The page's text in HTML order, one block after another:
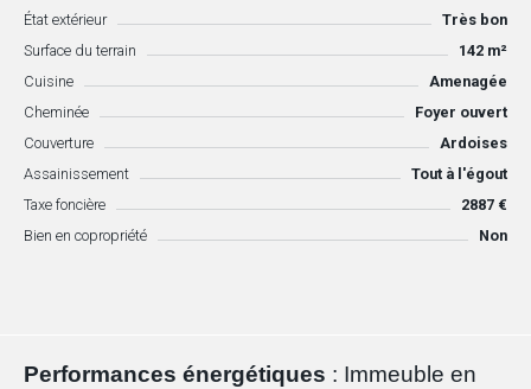
État extérieur
Très bon
Surface du terrain
142 m²
Cuisine
Amenagée
Cheminée
Foyer ouvert
Couverture
Ardoises
Assainissement
Tout à l'égout
Taxe foncière
2887 €
Bien en copropriété
Non
Performances énergétiques : Immeuble en